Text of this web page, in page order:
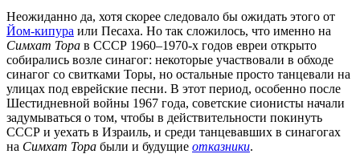
Неожиданно да, хотя скорее следовало бы ожидать этого от
Йом-кипура или Песаха. Но так сложилось, что именно на
Симхат Тора в СССР 1960–1970-х годов евреи открыто
собирались возле синагог: некоторые участвовали в обходе
синагог со свитками Торы, но остальные просто танцевали на
улицах под еврейские песни. В этот период, особенно после
Шестидневной войны 1967 года, советские сионисты начали
задумываться о том, чтобы в действительности покинуть
СССР и уехать в Израиль, и среди танцевавших в синагогах
на Симхат Тора были и будущие отказники.